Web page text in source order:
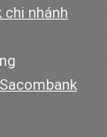
chi nhánh